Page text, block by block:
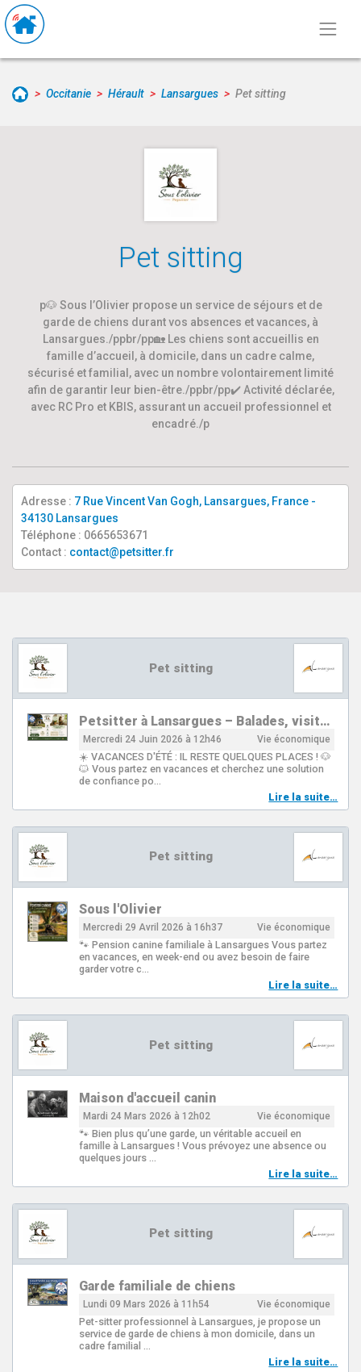
Occitanie Hérault Lansargues Pet sitting
Pet sitting
p🐶 Sous l’Olivier propose un service de séjours et de
garde de chiens durant vos absences et vacances, à
Lansargues./ppbr/pp🏡 Les chiens sont accueillis en
famille d’accueil, à domicile, dans un cadre calme,
sécurisé et familial, avec un nombre volontairement limité
afin de garantir leur bien-être./ppbr/pp✔️ Activité déclarée,
avec RC Pro et KBIS, assurant un accueil professionnel et
encadré./p
Adresse : 7 Rue Vincent Van Gogh, Lansargues, France -
34130 Lansargues
Téléphone : 0665653671
Contact : contact@petsitter.fr
Pet sitting
Petsitter à Lansargues – Balades, visit…
Mercredi 24 Juin 2026 à 12h46 Vie économique
☀️ VACANCES D'ÉTÉ : IL RESTE QUELQUES PLACES ! 🐶
🐱 Vous partez en vacances et cherchez une solution
de confiance po…
Lire la suite…
Pet sitting
Sous l'Olivier
Mercredi 29 Avril 2026 à 16h37 Vie économique
🐾 Pension canine familiale à Lansargues Vous partez
en vacances, en week-end ou avez besoin de faire
garder votre c…
Lire la suite…
Pet sitting
Maison d'accueil canin
Mardi 24 Mars 2026 à 12h02 Vie économique
🐾 Bien plus qu’une garde, un véritable accueil en
famille à Lansargues ! Vous prévoyez une absence ou
quelques jours …
Lire la suite…
Pet sitting
Garde familiale de chiens
Lundi 09 Mars 2026 à 11h54 Vie économique
Pet-sitter professionnel à Lansargues, je propose un
service de garde de chiens à mon domicile, dans un
cadre familial …
Lire la suite…